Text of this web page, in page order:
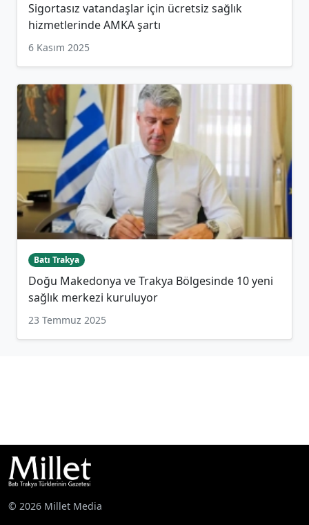
Sigortasız vatandaşlar için ücretsiz sağlık
hizmetlerinde AMKA şartı
6 Kasım 2025
Batı Trakya
Doğu Makedonya ve Trakya Bölgesinde 10 yeni
sağlık merkezi kuruluyor
23 Temmuz 2025
© 2026 Millet Media